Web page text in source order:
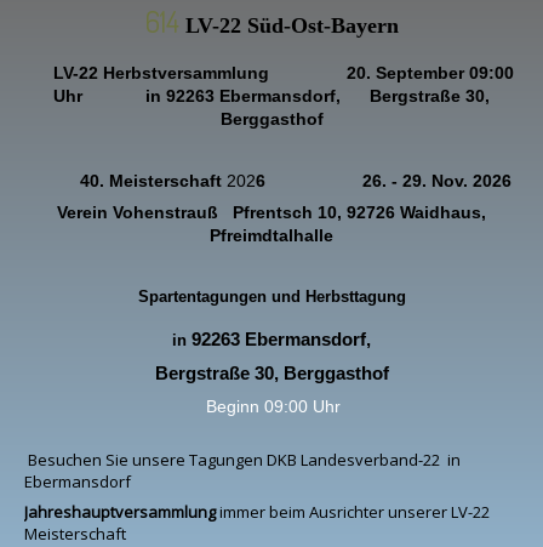
614 LV-22 Süd-Ost-Bayern
LV-22 Herbstversammlung 20. September 09:00
Uhr
in 92263 Ebermansdorf, Bergstraße 30,
Berggasthof
40. Meisterschaft 2026
26. - 29. Nov. 2026
Verein Vohenstrauß
Pfrentsch 10, 92726 Waidhaus,
Pfreimdtalhalle
Spartentagungen und Herbsttagung
in 92263 Ebermansdorf,
Bergstraße 30, Berggasthof
Beginn 09:00 Uhr
Besuchen Sie unsere Tagungen DKB Landesverband-22 in
Ebermansdorf
Jahreshauptversammlungimmer beim Ausrichter unserer LV-22
Meisterschaft